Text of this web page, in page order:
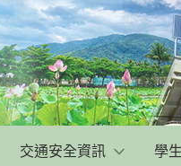
交通安全資訊 學